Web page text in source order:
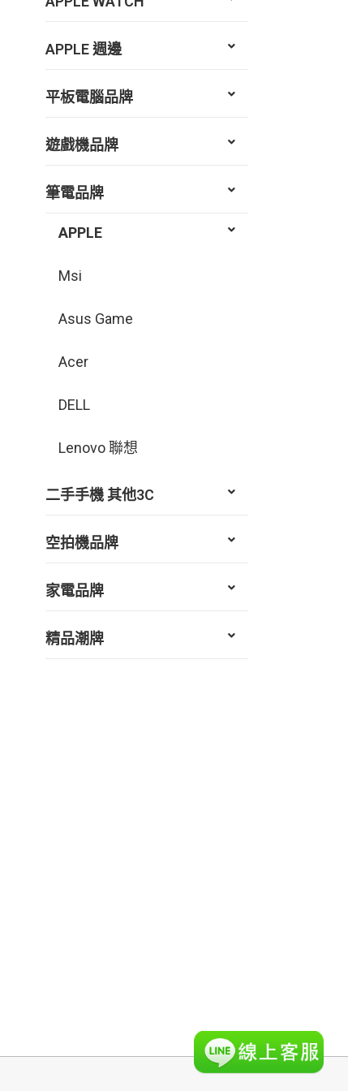
APPLE 週邊
平板電腦品牌
遊戲機品牌
筆電品牌
APPLE
Msi
Asus Game
Acer
DELL
Lenovo 聯想
二手手機 其他3C
空拍機品牌
家電品牌
精品潮牌